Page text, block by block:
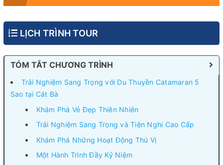
LỊCH TRÌNH TOUR
TÓM TẮT CHƯƠNG TRÌNH
Trải Nghiệm Sang Trọng với Du Thuyền Catamaran 5
Sao tại Cát Bà
Khám Phá Vẻ Đẹp Thiên Nhiên
Trải Nghiệm Sang Trọng và Tiện Nghi Cao Cấp
Khám Phá Những Hoạt Động Thú Vị
Một Hành Trình Đầy Kỷ Niệm